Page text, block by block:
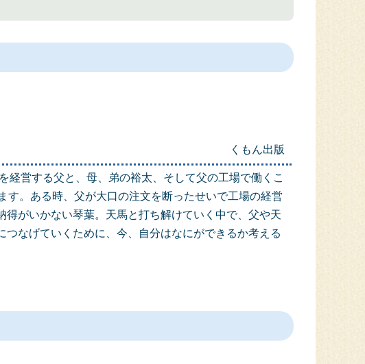
くもん出版
経営する父と、母、弟の裕太、そして父の工場で働くこ
す。ある時、父が大口の注文を断ったせいで工場の経営
得がいかない琴葉。天馬と打ち解けていく中で、父や天
つなげていくために、今、自分はなにができるか考える